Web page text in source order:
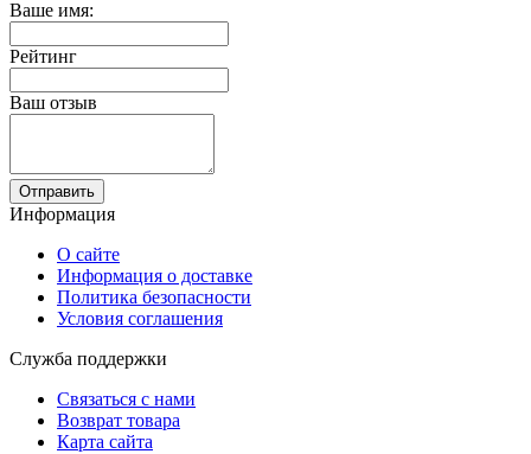
Ваше имя:
Рейтинг
Ваш отзыв
Отправить
Информация
О сайте
Информация о доставке
Политика безопасности
Условия соглашения
Служба поддержки
Связаться с нами
Возврат товара
Карта сайта